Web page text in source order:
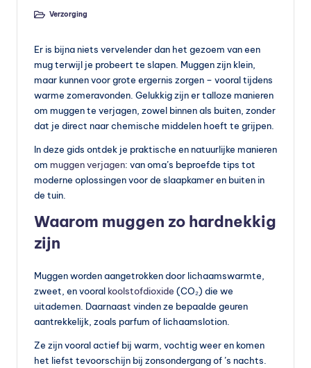
in
g
p
le
m
Geplaatst
Verzorging
Er is bijna niets vervelender dan het gezoem van een
mug terwijl je probeert te slapen. Muggen zijn klein,
maar kunnen voor grote ergernis zorgen – vooral tijdens
warme zomeravonden. Gelukkig zijn er talloze manieren
om muggen te verjagen, zowel binnen als buiten, zonder
dat je direct naar chemische middelen hoeft te grijpen.
In deze gids ontdek je praktische en natuurlijke manieren
om muggen verjagen: van oma’s beproefde tips tot
moderne oplossingen voor de slaapkamer en buiten in
de tuin.
Waarom muggen zo hardnekkig
zijn
Muggen worden aangetrokken door lichaamswarmte,
zweet, en vooral koolstofdioxide (CO₂) die we
uitademen. Daarnaast vinden ze bepaalde geuren
aantrekkelijk, zoals parfum of lichaamslotion.
Ze zijn vooral actief bij warm, vochtig weer en komen
het liefst tevoorschijn bij zonsondergang of ’s nachts.